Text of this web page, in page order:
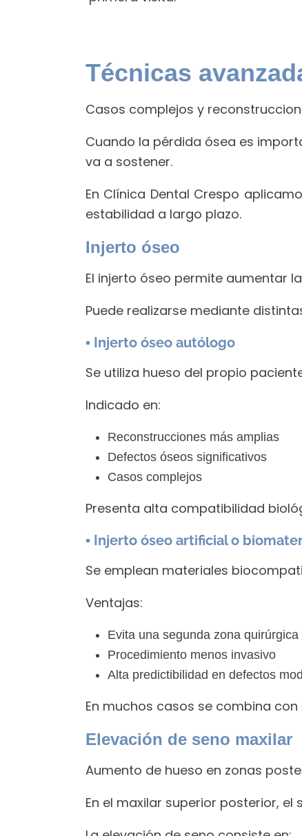
Técnicas
Casos complejos y
Cuando la pérdida ósea es
va a sostener.
En Clínica Dental Crespo
estabilidad a largo plazo.
Injerto óseo
El injerto óseo permite aumentar
Puede realizarse mediante
▪ Injerto óseo autólogo
Se utiliza hueso del propio
Indicado en:
Reconstrucciones más amplias
Defectos óseos significativos
Casos complejos
Presenta alta compatibilidad
▪ Injerto óseo artificial o
Se emplean materiales
Ventajas:
Evita una segunda zona quirúrgica
Procedimiento menos invasivo
Alta predictibilidad en defectos
En muchos casos se combina
Elevación de seno maxilar
Aumento de hueso en zonas
En el maxilar superior posterior,